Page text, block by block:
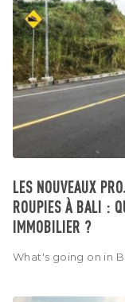
LES NOUVEAUX
ROUPIES À BALI :
IMMOBILIER ?
What's going on in